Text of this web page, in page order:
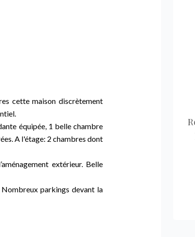
cette maison discrètement
équipée, 1 belle chambre
A l'étage: 2 chambres dont
extérieur. Belle
parkings devant la